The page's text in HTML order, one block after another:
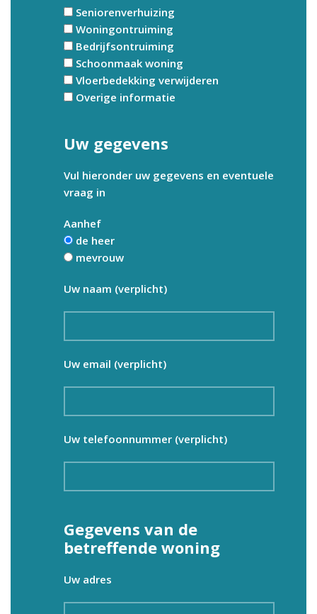
Seniorenverhuizing
Woningontruiming
Bedrijfsontruiming
Schoonmaak woning
Vloerbedekking verwijderen
Overige informatie
Uw gegevens
Vul hieronder uw gegevens en eventuele
vraag in
Aanhef
de heer
mevrouw
Uw naam (verplicht)
Uw email (verplicht)
Uw telefoonnummer (verplicht)
Gegevens van de
betreffende woning
Uw adres